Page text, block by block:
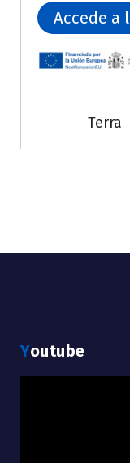
Accede a
Terra
Youtube